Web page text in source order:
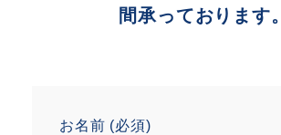
間承っております。
お名前 (必須)